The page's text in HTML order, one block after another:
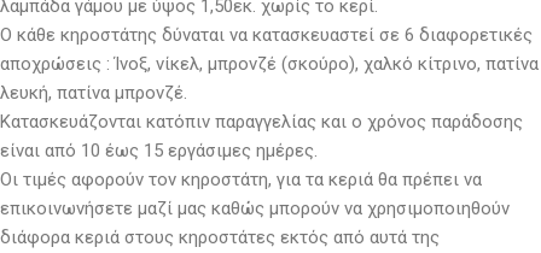
λαμπάδα γάμου με ύψος 1,50εκ. χωρίς το κερί.
Ο κάθε κηροστάτης δύναται να κατασκευαστεί σε 6 διαφορετικές
αποχρώσεις : Ίνοξ, νίκελ, μπρονζέ (σκούρο), χαλκό κίτρινο, πατίνα
λευκή, πατίνα μπρονζέ.
Κατασκευάζονται κατόπιν παραγγελίας και ο χρόνος παράδοσης
είναι από 10 έως 15 εργάσιμες ημέρες.
Οι τιμές αφορούν τον κηροστάτη, για τα κεριά θα πρέπει να
επικοινωνήσετε μαζί μας καθώς μπορούν να χρησιμοποιηθούν
διάφορα κεριά στους κηροστάτες εκτός από αυτά της